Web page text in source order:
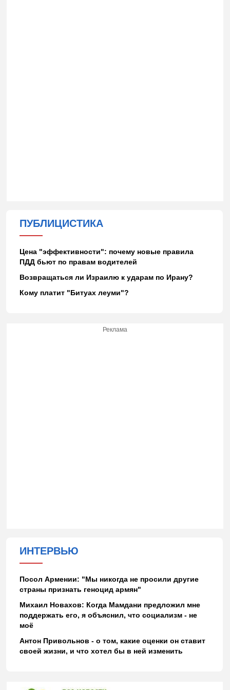
ПУБЛИЦИСТИКА
Цена "эффективности": почему новые правила
ПДД бьют по правам водителей
Возвращаться ли Израилю к ударам по Ирану?
Кому платит "Битуах леуми"?
Реклама
ИНТЕРВЬЮ
Посол Армении: "Мы никогда не просили другие
страны признать геноцид армян"
Михаил Новахов: Когда Мамдани предложил мне
поддержать его, я объяснил, что социализм - не
моё
Антон Привольнов - о том, какие оценки он ставит
своей жизни, и что хотел бы в ней изменить